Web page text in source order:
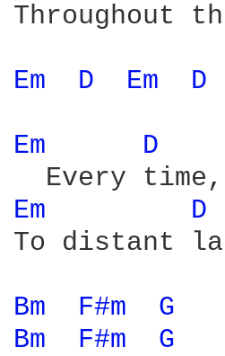
Throughout
Em D Em D
Em D
Em D
To distant
Bm F#m G
Bm
F#m G